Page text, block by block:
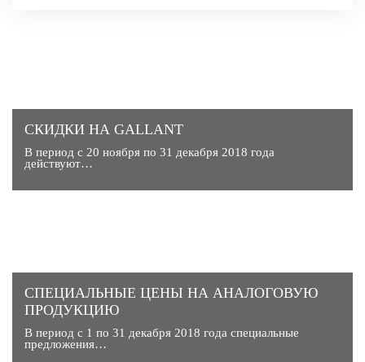
СКИДКИ НА GALLANT
В период с 20 ноября по 31 декабря 2018 года
действуют…
CПЕЦИАЛЬНЫЕ ЦЕНЫ НА АНАЛОГОВУЮ
ПРОДУКЦИЮ
В период с 1 по 31 декабря 2018 года специальные
предложения…